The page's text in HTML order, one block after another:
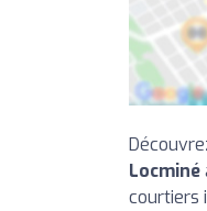
Locminé
courtiers